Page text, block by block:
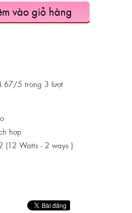
vào giỏ hàng
/5 trong 3 lượt
hợp
Watts - 2 ways )